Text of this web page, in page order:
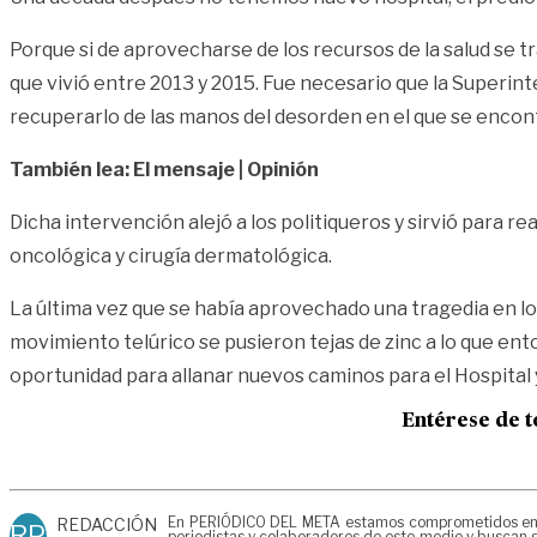
Porque si de aprovecharse de los recursos de la salud
que vivió entre 2013 y 2015. Fue necesario que la
recuperarlo de las manos del desorden en el que se
También lea: El mensaje | Opinión
Dicha intervención alejó a los politiqueros y sirvió para
oncológica y cirugía dermatológica.
La última vez que se había aprovechado una tragedia en
movimiento telúrico se pusieron tejas de zinc a lo que
oportunidad para allanar nuevos caminos para el
Entérese de
REDACCIÓN
En PERIÓDICO DEL META estamos